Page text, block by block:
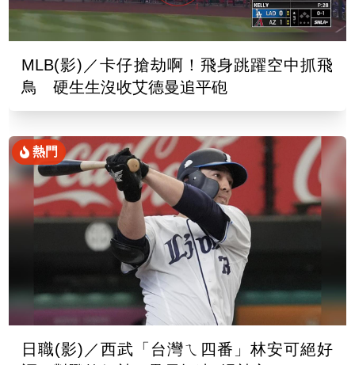
MLB(影)／卡仔搶劫啊！飛身跳躍空中抓飛
鳥 硬生生沒收艾德曼追平砲
熱門
日職(影)／西武「台灣ㄟ四番」林安可絕好